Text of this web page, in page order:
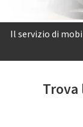
Il servizio di